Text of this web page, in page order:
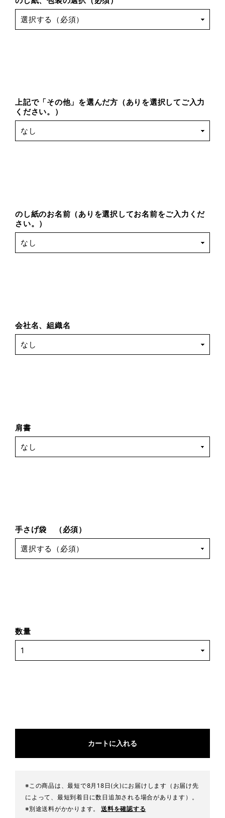
上記で「その他」を選んだ方（ありを選択してご入力
ください。）
のし紙のお名前（ありを選択してお名前をご入力くだ
さい。）
会社名、組織名
肩書
手さげ袋 （必須）
数量
カートに入れる
※この商品は、最短で8月18日(火)にお届けします（お届け先
によって、最短到着日に数日追加される場合があります）。
※別途送料がかかります。
送料を確認する